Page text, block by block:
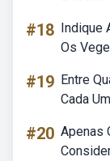
#18 Indique
Os
#19 Entre
Cada
#20 Apenas